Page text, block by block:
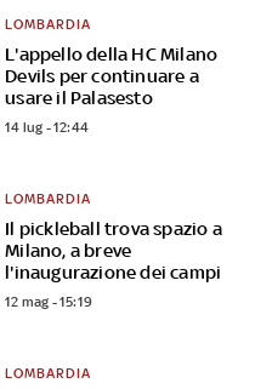
L'appello della HC Milano
Devils per continuare a
usare il Palasesto
LOMBARDIA
14 lug - 12:44
Il pickleball trova spazio a
Milano, a breve
l'inaugurazione dei campi
LOMBARDIA
12 mag - 15:19
LOMBARDIA